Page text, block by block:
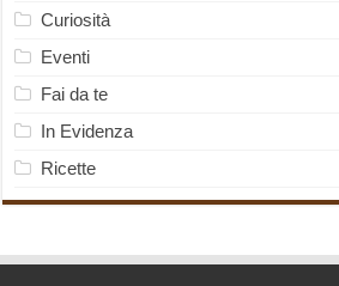
Curiosità
Eventi
Fai da te
In Evidenza
Ricette